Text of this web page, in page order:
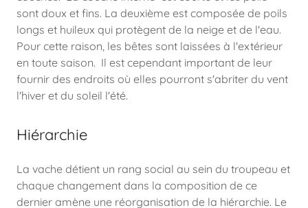
sont doux et fins. La deuxième est composée de poils
longs et huileux qui protègent de la neige et de l'eau.
Pour cette raison, les bêtes sont laissées à l'extérieur
en toute saison. Il est cependant important de leur
fournir des endroits où elles pourront s'abriter du vent
l'hiver et du soleil l'été.
Hiérarchie
La vache détient un rang social au sein du troupeau et
chaque changement dans la composition de ce
dernier amène une réorganisation de la hiérarchie. Le